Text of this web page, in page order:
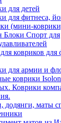
для детей
для фитнеса,
(мини-
Блоки Спорт для
ковриков для
для армии и
коврики
Коврики
додянги, маты